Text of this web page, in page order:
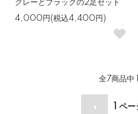
グレーとブラックの2足セット
4,000円(税込4,400円)
全7商品中
ペー